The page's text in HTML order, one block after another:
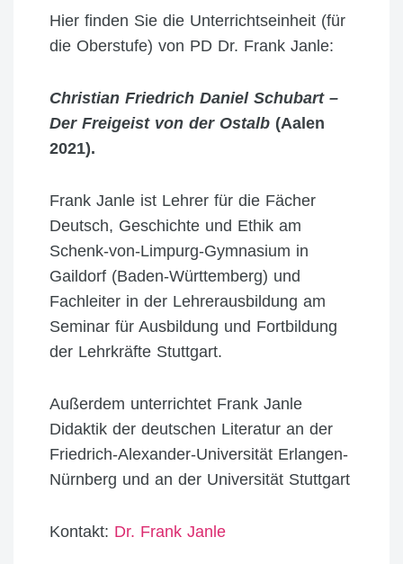
Hier finden Sie die Unterrichtseinheit (für
die Oberstufe) von PD Dr. Frank Janle:
Christian Friedrich Daniel Schubart –
Der Freigeist von der Ostalb (Aalen
2021).
Frank Janle ist Lehrer für die Fächer
Deutsch, Geschichte und Ethik am
Schenk-von-Limpurg-Gymnasium in
Gaildorf (Baden-Württemberg) und
Fachleiter in der Lehrerausbildung am
Seminar für Ausbildung und Fortbildung
der Lehrkräfte Stuttgart.
Außerdem unterrichtet Frank Janle
Didaktik der deutschen Literatur an der
Friedrich-Alexander-Universität Erlangen-
Nürnberg und an der Universität Stuttgart
Kontakt: Dr. Frank Janle